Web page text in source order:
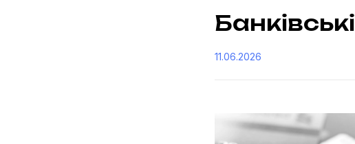
11.06.2026